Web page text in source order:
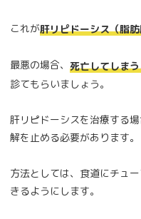
これが肝リピドーシス（脂
最悪の場合、 死亡してしま
診てもらいましょう。
肝リピドーシスを治療する
解を止める必要があります。
方法としては、食道にチュ
きるようにします。